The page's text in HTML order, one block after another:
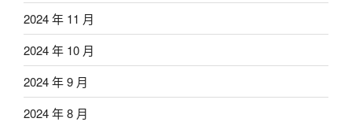
2024 年 11 月
2024 年 10 月
2024 年 9 月
2024 年 8 月